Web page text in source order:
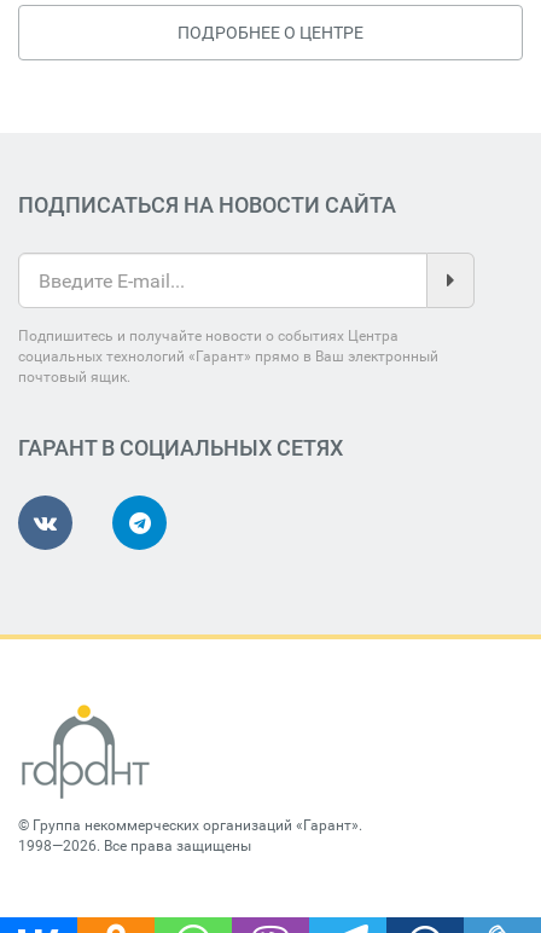
ПОДРОБНЕЕ О ЦЕНТРЕ
ПОДПИСАТЬСЯ НА НОВОСТИ САЙТА
Подпишитесь и получайте новости о событиях Центра
социальных технологий «Гарант» прямо в Ваш электронный
почтовый ящик.
ГАРАНТ В СОЦИАЛЬНЫХ СЕТЯХ
© Группа некоммерческих организаций «Гарант».
1998—2026. Все права защищены